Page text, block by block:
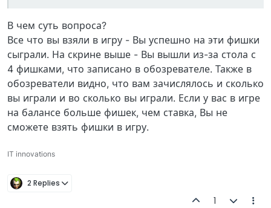
В чем суть вопроса?
Все что вы взяли в игру - Вы успешно на эти фишки
сыграли. На скрине выше - Вы вышли из-за стола с
4 фишками, что записано в обозревателе. Также в
обозреватели видно, что вам зачислялось и сколько
вы играли и во сколько вы играли. Если у вас в игре
на балансе больше фишек, чем ставка, Вы не
сможете взять фишки в игру.
IT innovations
2 Replies
1